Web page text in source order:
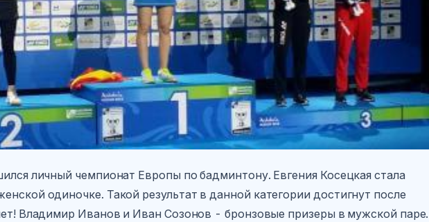
личный чемпионат Европы по бадминтону. Евгения Косецкая стала
одиночке. Такой результат в данной категории достигнут после
Владимир Иванов и Иван Созонов - бронзовые призеры в мужской паре.